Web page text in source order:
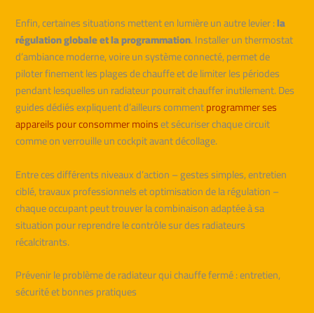
Enfin, certaines situations mettent en lumière un autre levier :la
régulation globale et la programmation. Installer un thermostat
d’ambiance moderne, voire un système connecté, permet de
piloter finement les plages de chauffe et de limiter les périodes
pendant lesquelles un radiateur pourrait chauffer inutilement. Des
guides dédiés expliquent d’ailleurs commentprogrammer ses
appareils pour consommer moinset sécuriser chaque circuit
comme on verrouille un cockpit avant décollage.
Entre ces différents niveaux d’action – gestes simples, entretien
ciblé, travaux professionnels et optimisation de la régulation –
chaque occupant peut trouver la combinaison adaptée à sa
situation pour reprendre le contrôle sur des radiateurs
récalcitrants.
Prévenir le problème de radiateur qui chauffe fermé : entretien,
sécurité et bonnes pratiques